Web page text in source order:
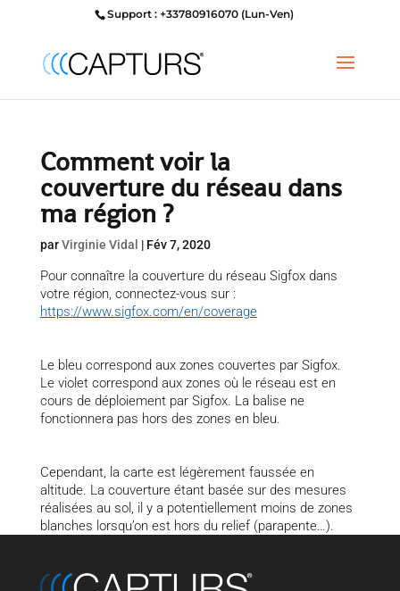
Support : +33780916070 (Lun-Ven)
Comment voir la
couverture du réseau dans
ma région ?
parVirginie Vidal | Fév 7, 2020
Pour connaître la couverture du réseau Sigfox dans
votre région, connectez-vous sur :
https://www.sigfox.com/en/coverage
Le bleu correspond aux zones couvertes par Sigfox.
Le violet correspond aux zones où le réseau est en
cours de déploiement par Sigfox. La balise ne
fonctionnera pas hors des zones en bleu.
Cependant, la carte est légèrement faussée en
altitude. La couverture étant basée sur des mesures
réalisées au sol, il y a potentiellement moins de zones
blanches lorsqu’on est hors du relief (parapente…).